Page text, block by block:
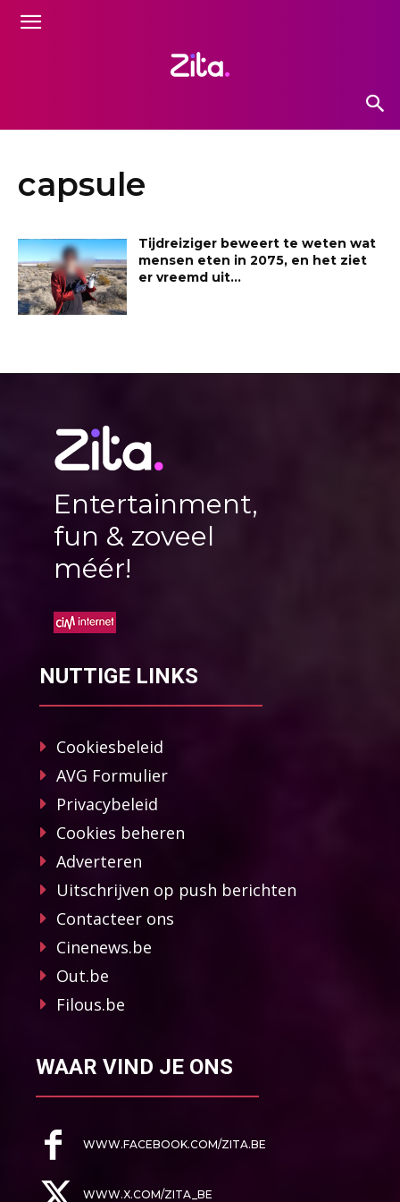
capsule
Tijdreiziger beweert te weten wat
mensen eten in 2075, en het ziet
er vreemd uit…
Entertainment,
fun & zoveel
méér!
NUTTIGE LINKS
Cookiesbeleid
AVG Formulier
Privacybeleid
Cookies beheren
Adverteren
Uitschrijven op push berichten
Contacteer ons
Cinenews.be
Out.be
Filous.be
WAAR VIND JE ONS
WWW.FACEBOOK.COM/ZITA.BE
WWW.X.COM/ZITA_BE